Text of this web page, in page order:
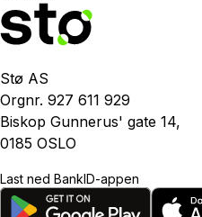
Stø AS
Orgnr. 927 611 929
Biskop Gunnerus' gate 14,
0185 OSLO
Last ned BankID-appen